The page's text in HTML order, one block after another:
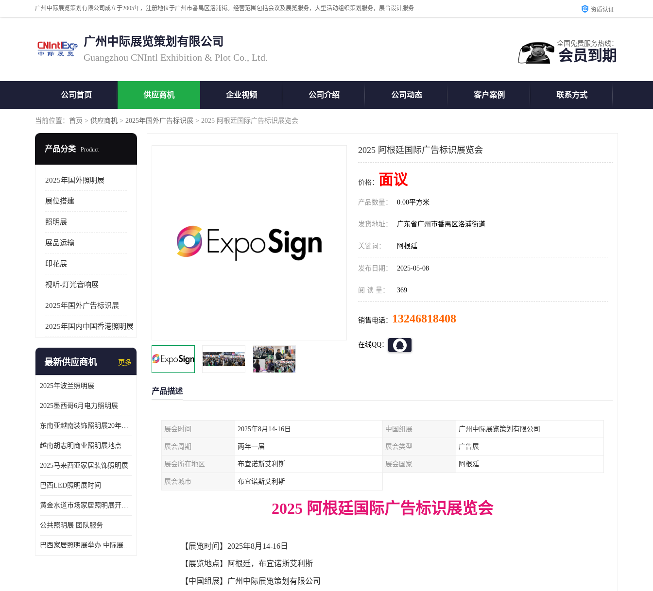
广州中际展览策划有限公司成立于2005年，注册地位于广州市番禺区洛浦街。经营范围包括会议及展览服务，大型活动组织策划服务，展台设计服务，广告业等；主要从事国外广告、标识、印花、LED、照明、光电、灯光、音响、视听、电子展览会等，展位预定-展品运输-签证-行程安排-补贴一站式服务。 资质认证
广州中际展览策划有限公司
Guangzhou CNIntl Exhibition & Plot Co., Ltd.
全国免费服务热线：
会员到期
公司首页 供应商机 企业视频 公司介绍 公司动态 客户案例 联系方式
当前位置： 首页 > 供应商机 > 2025年国外广告标识展 > 2025 阿根廷国际广告标识展览会
产品分类 Product
2025年国外照明展
展位搭建
照明展
展品运输
印花展
视听-灯光音响展
2025年国外广告标识展
2025年国内中国香港照明展
最新供应商机 更多
2025年波兰照明展
2025墨西哥6月电力照明展
东南亚越南装饰照明展20年外展服务经验
越南胡志明商业照明展地点
2025马来西亚家居装饰照明展
巴西LED照明展时间
黄金水道市场家居照明展开展时间 20年外展服务经验 LED-LIGHT MALAYSIA
公共照明展 团队服务
巴西家居照明展举办 中际展览 20年服务经验
2025 阿根廷国际广告标识展览会
价格： 面议
产品数量： 0.00平方米
发货地址： 广东省广州市番禺区洛浦街道
关键词： 阿根廷
发布日期： 2025-05-08
阅 读 量： 369
销售电话： 13246818408
在线QQ：
产品描述
展会时间 2025年8月14-16日 中国组展 广州中际展览策划有限公司
展会周期 两年一届 展会类型 广告展
展会所在地区 布宜诺斯艾利斯 展会国家 阿根廷
展会城市 布宜诺斯艾利斯
2025 阿根廷国际广告标识展览会
【展览时间】 2025年8月 14-16 日
【展览地点】阿根廷，布宜诺斯艾利斯
【中国组展】广州中际展览策划有限公司